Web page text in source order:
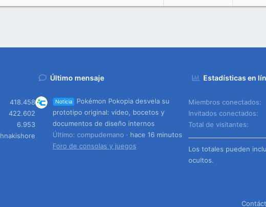
418.458
422.602
6.953
Último mensaje
Noticia
Pokémon Pokopia desvela su
prototipo original: vídeo, bocetos y
documentos de diseño internos
Último: compudemano
hace 16 minutos
Foro de consolas y juegos
Estadísticas en
Miembros conectados
Invitados conectados
Total de visitantes
Los totales pueden
ocultos.